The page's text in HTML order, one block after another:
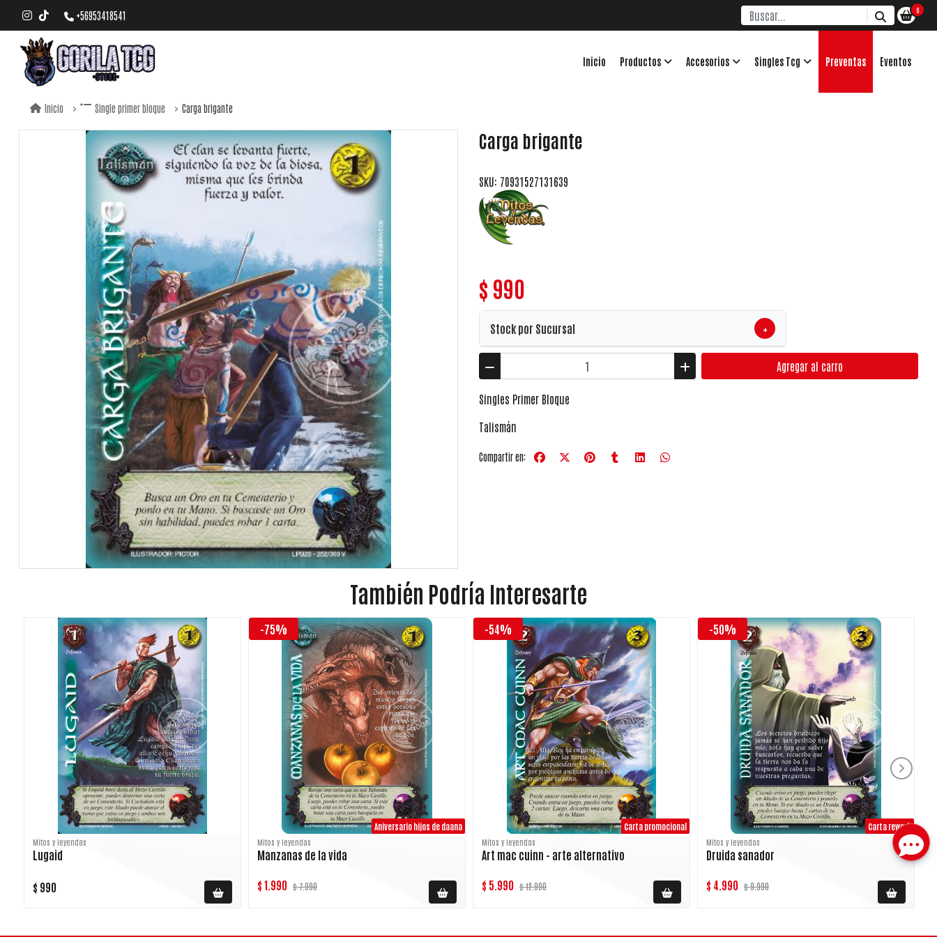
+56953418541 0
Inicio Productos Accesorios Singles Tcg Preventas Eventos
Inicio Single primer bloque Carga brigante
Carga brigante
SKU: 70931527131639
$ 990
Stock por Sucursal +
Agregar al carro
Singles Primer Bloque
Talismán
Compartir en:
También Podría Interesarte
Mitos y leyendas
Lugaid
$ 990
-75%
Aniversario hijos de daana
Mitos y leyendas
Manzanas de la vida
$ 1.990 $ 7.990
-54%
Carta promocional
Mitos y leyendas
Art mac cuinn - arte alternativo
$ 5.990 $ 12.990
-50%
Carta rework
Mitos y leyendas
Druida sanador
$ 4.990 $ 9.990